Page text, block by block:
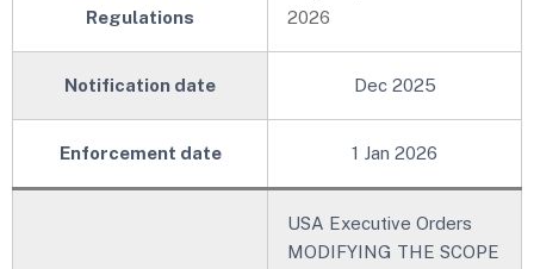
Regulations
2026
Notification date Dec 2025
Enforcement date 1 Jan 2026
USA Executive Orders
MODIFYING THE SCOPE